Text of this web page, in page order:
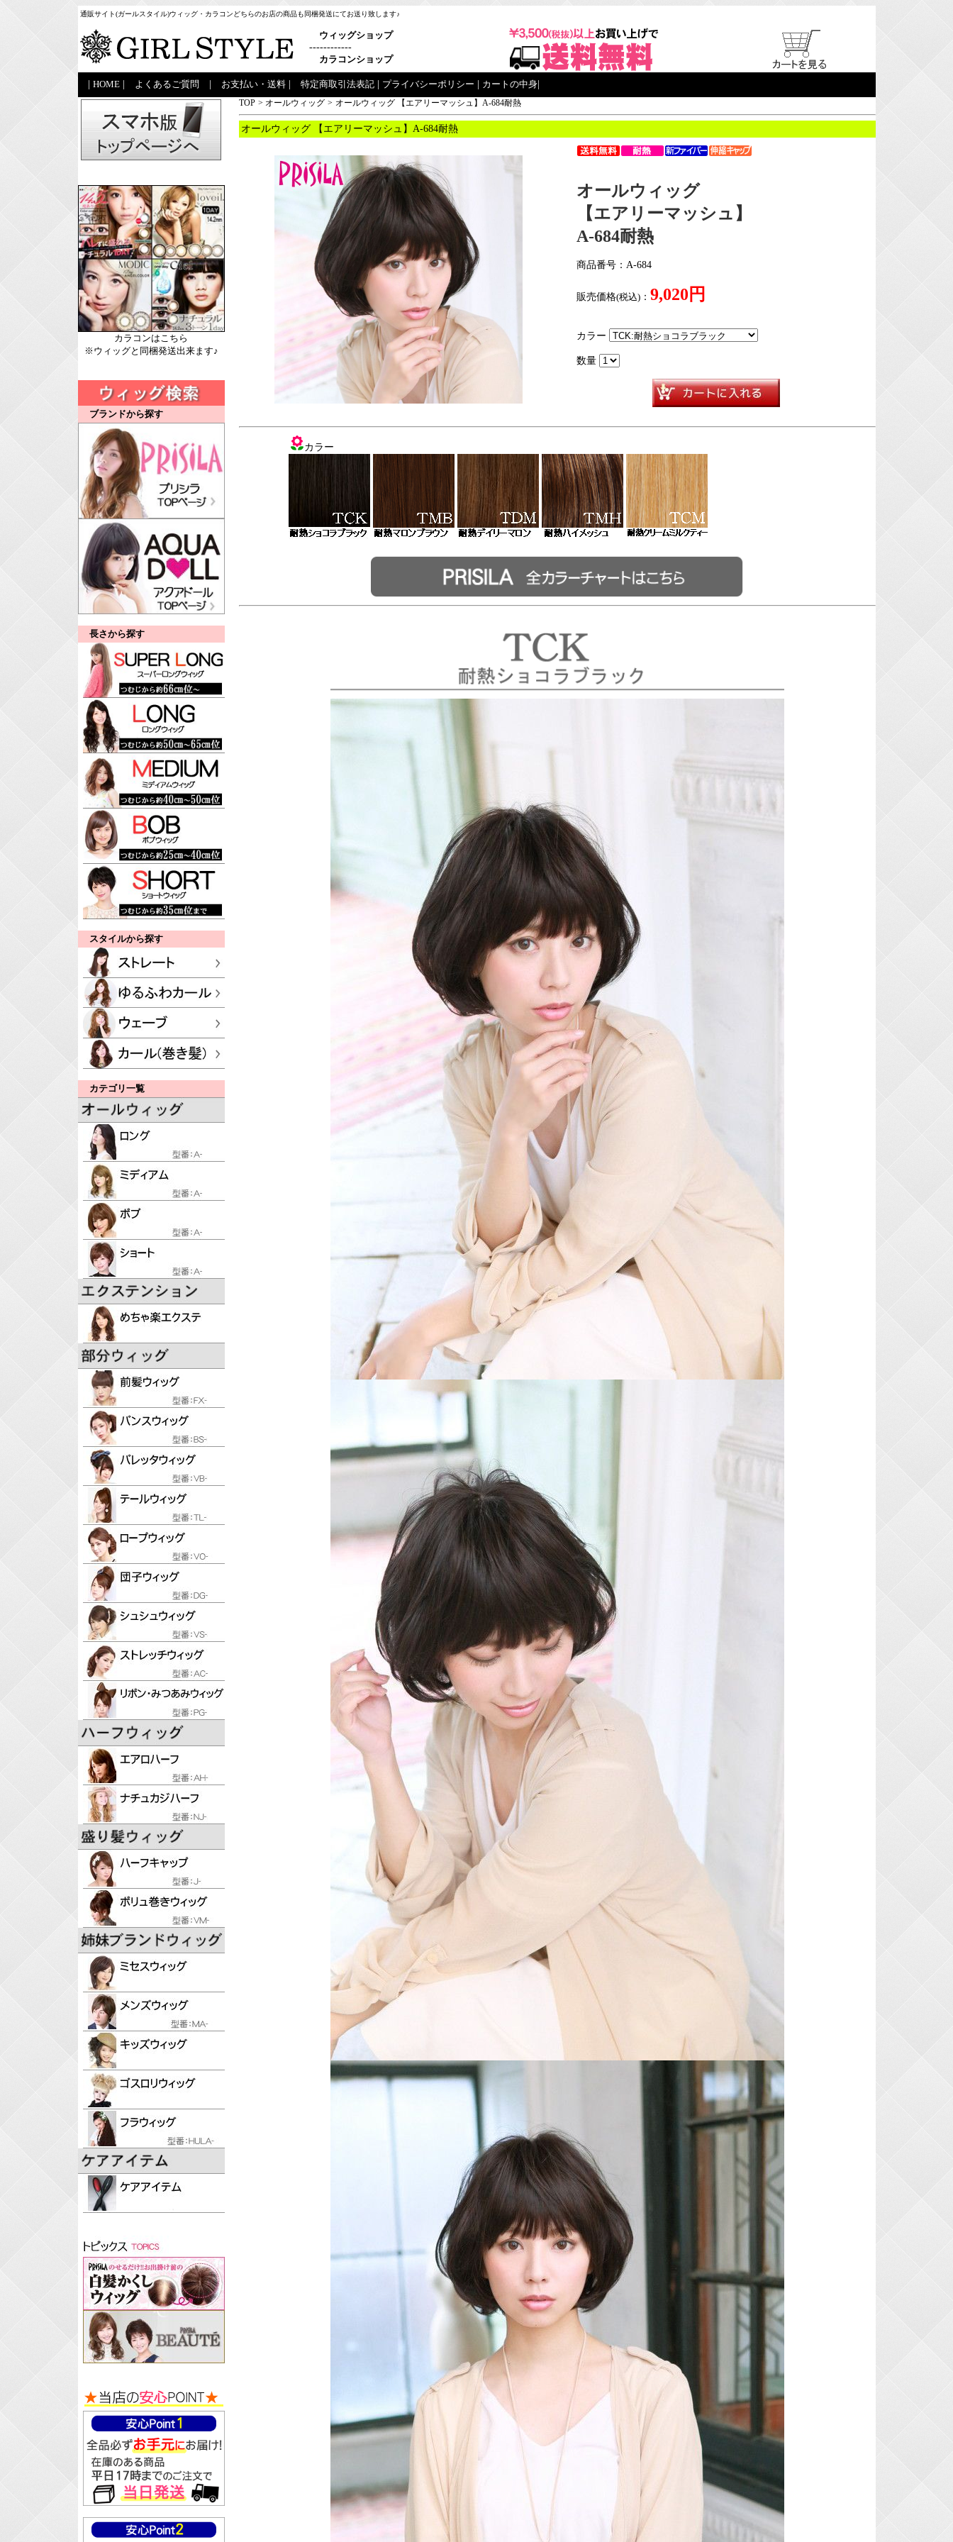
通販サイト(ガールスタイル)ウィッグ・カラコンどちらのお店の商品も同梱発送にてお送り致します♪
ウィッグショップ
------------
カラコンショップ
HOME よくあるご質問 お支払い・送料 特定商取引法表記 プライバシーポリシー カートの中身|
カラコンはこちら
※ウィッグと同梱発送出来ます♪
ブランドから探す
長さから探す
スタイルから探す
カテゴリ一覧
TOP > オールウィッグ > オールウィッグ 【エアリーマッシュ】A-684耐熱
オールウィッグ 【エアリーマッシュ】A-684耐熱
オールウィッグ
【エアリーマッシュ】
A-684耐熱
商品番号：A-684
販売価格(税込) ： 9,020円
カラー
数量
カラー